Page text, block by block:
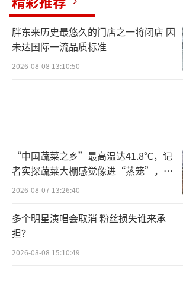
胖东来历史最悠久的门店之一将闭店 因
未达国际一流品质标准
2026-08-08 13:10:50
“中国蔬菜之乡”最高温达41.8℃，记
者实探蔬菜大棚感觉像进“蒸笼”，有
村民称只能凌晨两点起来干活
2026-08-07 13:26:40
多个明星演唱会取消 粉丝损失谁来承
担？
2026-08-08 15:10:49